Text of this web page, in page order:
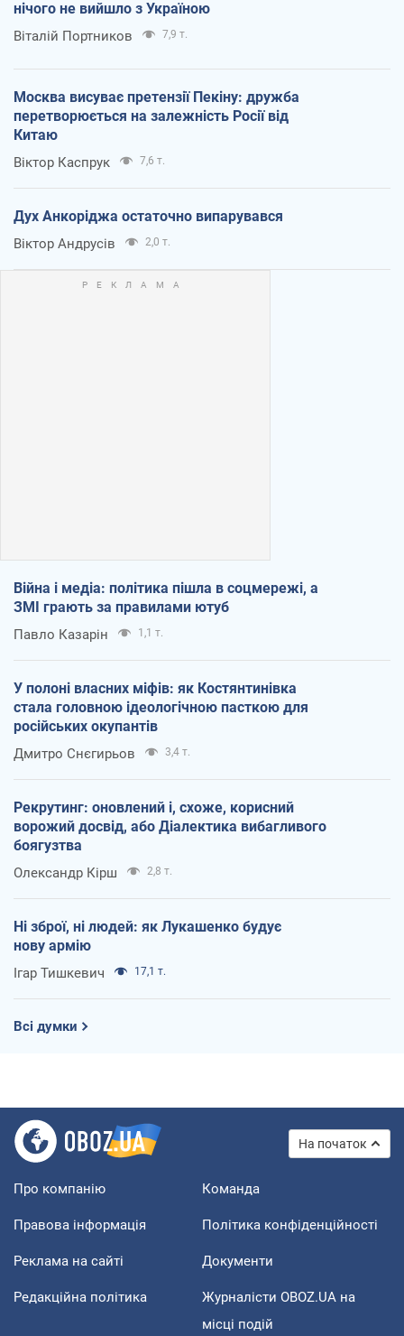
нічого не вийшло з Україною
Віталій Портников 7,9 т.
Москва висуває претензії Пекіну: дружба
перетворюється на залежність Росії від
Китаю
Віктор Каспрук 7,6 т.
Дух Анкоріджа остаточно випарувався
Віктор Андрусів 2,0 т.
Війна і медіа: політика пішла в соцмережі, а
ЗМІ грають за правилами ютуб
Павло Казарін 1,1 т.
У полоні власних міфів: як Костянтинівка
стала головною ідеологічною пасткою для
російських окупантів
Дмитро Снєгирьов 3,4 т.
Рекрутинг: оновлений і, схоже, корисний
ворожий досвід, або Діалектика вибагливого
боягузтва
Олександр Кірш 2,8 т.
Ні зброї, ні людей: як Лукашенко будує
нову армію
Ігар Тишкевич 17,1 т.
Всі думки
На початок
Про компанію Команда
Правова інформація Політика конфіденційності
Реклама на сайті Документи
Редакційна політика
Журналісти OBOZ.UA на
місці подій